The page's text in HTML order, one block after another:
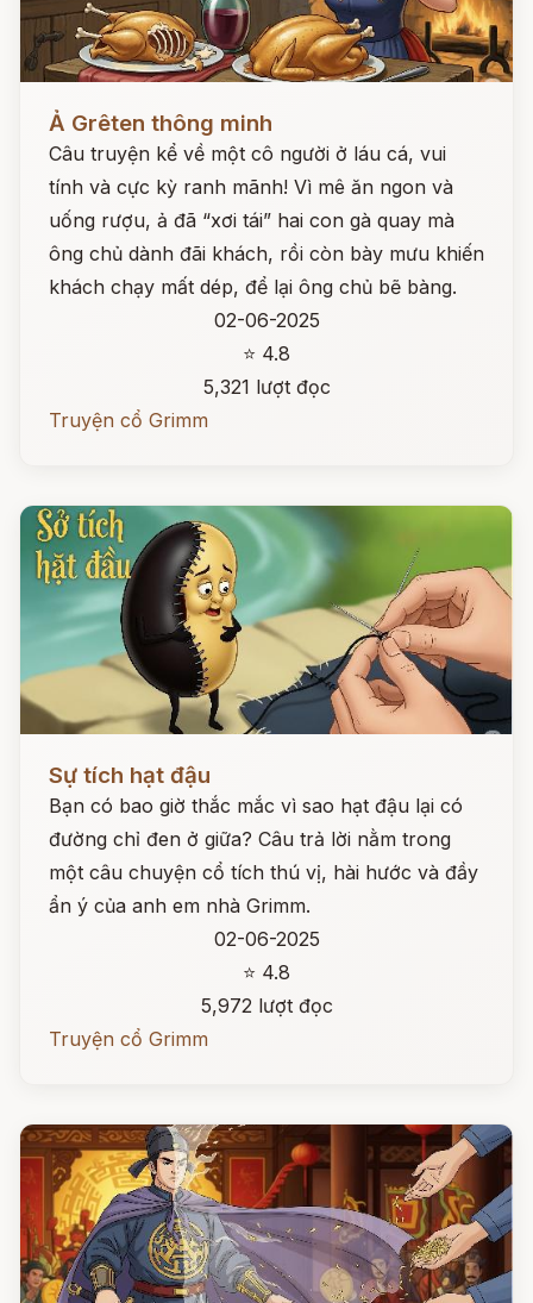
Đọc ngay
Ả Grêten thông minh
Câu truyện kể về một cô người ở láu cá, vui
tính và cực kỳ ranh mãnh! Vì mê ăn ngon và
uống rượu, ả đã “xơi tái” hai con gà quay mà
ông chủ dành đãi khách, rồi còn bày mưu khiến
khách chạy mất dép, để lại ông chủ bẽ bàng.
02-06-2025
⭐ 4.8
5,321 lượt đọc
Truyện cổ Grimm
Sự tích hạt đậu
Bạn có bao giờ thắc mắc vì sao hạt đậu lại có
đường chỉ đen ở giữa? Câu trả lời nằm trong
một câu chuyện cổ tích thú vị, hài hước và đầy
ẩn ý của anh em nhà Grimm.
02-06-2025
⭐ 4.8
5,972 lượt đọc
Truyện cổ Grimm